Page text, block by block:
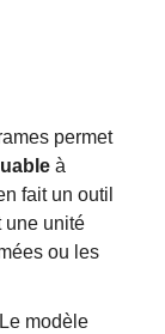
permet
à
fait un outil
une unité
ou les
modèle